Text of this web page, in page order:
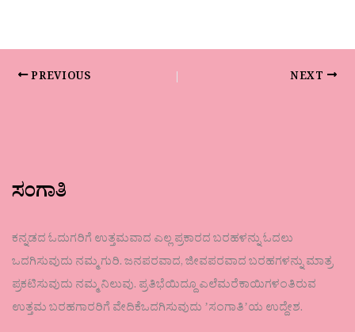
PREVIOUS NEXT
ಸಂಗಾತಿ
ಕನ್ನಡದ ಓದುಗರಿಗೆ ಉತ್ತಮವಾದ ಎಲ್ಲ ಪ್ರಕಾರದ ಬರಹಳನ್ನು ಓದಲು
ಒದಗಿಸುವುದು ನಮ್ಮ ಗುರಿ. ಜನಪರವಾದ, ಜೀವಪರವಾದ ಬರಹಗಳನ್ನು ಮಾತ್ರ
ಪ್ರಕಟಿಸುವುದು ನಮ್ಮ ನಿಲುವು. ಪ್ರತಿಭೆಯಿದ್ದೂ ಎಲೆಮರೆಕಾಯಿಗಳಂತಿರುವ
ಉತ್ತಮ ಬರಹಗಾರರಿಗೆ ವೇದಿಕೆಒದಗಿಸುವುದು ʼಸಂಗಾತಿʼಯ ಉದ್ದೇಶ.